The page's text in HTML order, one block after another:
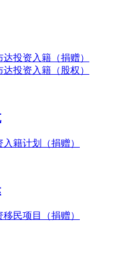
投资入籍（捐赠）
投资入籍（股权）
籍计划（捐赠）
民项目（捐赠）